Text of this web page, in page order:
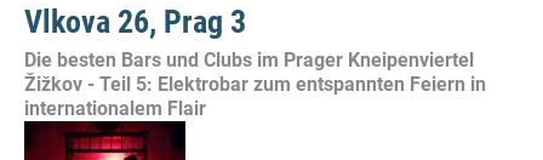
Vlkova 26, Prag 3
Die besten Bars und Clubs im Prager Kneipenviertel
Žižkov - Teil 5: Elektrobar zum entspannten Feiern in
internationalem Flair